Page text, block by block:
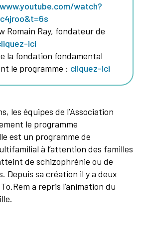
watch?
Romain Ray, fondateur de
ici
la fondation fondamental
le programme : cliquez-ici
les équipes de l’Association
le programme
est un programme de
à l’attention des familles
de schizophrénie ou de
Depuis sa création il y a deux
a repris l’animation du